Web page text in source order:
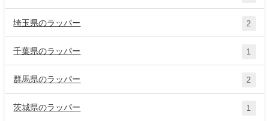
埼玉県のラッパー 2
千葉県のラッパー 1
群馬県のラッパー 2
茨城県のラッパー 1